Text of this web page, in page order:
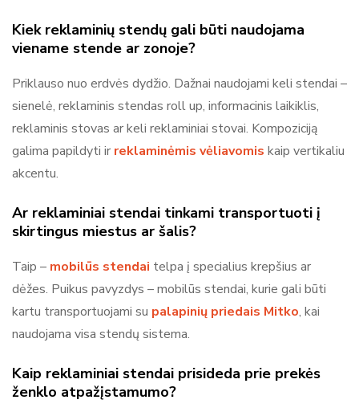
Kiek reklaminių stendų gali būti naudojama
viename stende ar zonoje?
Priklauso nuo erdvės dydžio. Dažnai naudojami keli stendai –
sienelė, reklaminis stendas roll up, informacinis laikiklis,
reklaminis stovas ar keli reklaminiai stovai. Kompoziciją
galima papildyti ir reklaminėmis vėliavomis kaip vertikaliu
akcentu.
Ar reklaminiai stendai tinkami transportuoti į
skirtingus miestus ar šalis?
Taip – mobilūs stendai telpa į specialius krepšius ar
dėžes. Puikus pavyzdys – mobilūs stendai, kurie gali būti
kartu transportuojami su palapinių priedais Mitko, kai
naudojama visa stendų sistema.
Kaip reklaminiai stendai prisideda prie prekės
ženklo atpažįstamumo?